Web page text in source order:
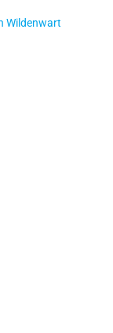
Wildenwart